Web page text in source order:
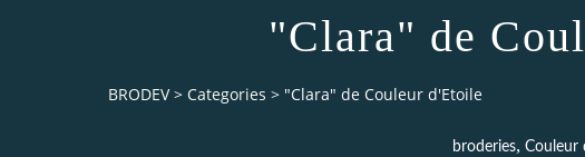
"Clara" de
BRODEV > Categories > "Clara" de Couleur d'Etoile
broderies, Couleur